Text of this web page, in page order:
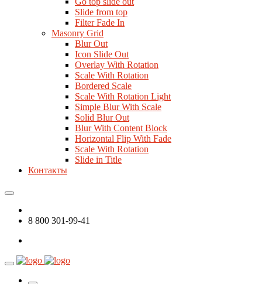
Slide from top
Filter Fade In
Masonry Grid
Blur Out
Icon Slide Out
Overlay With Rotation
Scale With Rotation
Bordered Scale
Scale With Rotation Light
Simple Blur With Scale
Solid Blur Out
Blur With Content Block
Horizontal Flip With Fade
Scale With Rotation
Slide in Title
Контакты
8 800 301-99-41